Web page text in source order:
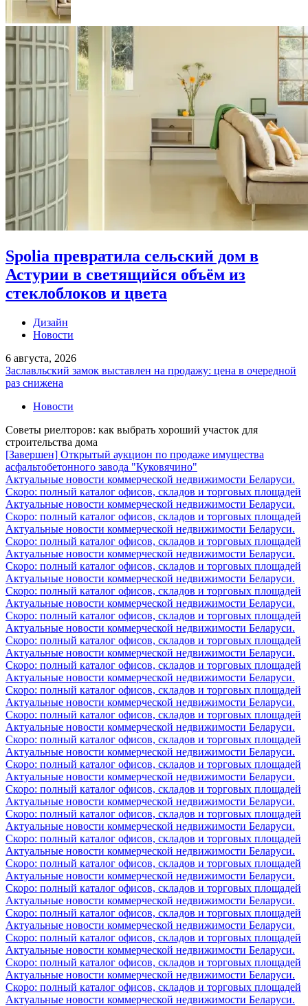
Spolia превратила сельский дом в
Астурии в светящийся объём из
стеклоблоков и цвета
Дизайн
Новости
6 августа, 2026
Заславльский замок выставлен на продажу: цена в очередной
раз снижена
Новости
Советы риелторов: как выбрать хороший участок для
строительства дома
[Завершен] Открытый аукцион по продаже имущества
асфальтобетонного завода "Куковячино"
Актуальные новости коммерческой недвижимости Беларуси.
Скоро: полный каталог офисов, складов и торговых площадей
Актуальные новости коммерческой недвижимости Беларуси.
Скоро: полный каталог офисов, складов и торговых площадей
Актуальные новости коммерческой недвижимости Беларуси.
Скоро: полный каталог офисов, складов и торговых площадей
Актуальные новости коммерческой недвижимости Беларуси.
Скоро: полный каталог офисов, складов и торговых площадей
Актуальные новости коммерческой недвижимости Беларуси.
Скоро: полный каталог офисов, складов и торговых площадей
Актуальные новости коммерческой недвижимости Беларуси.
Скоро: полный каталог офисов, складов и торговых площадей
Актуальные новости коммерческой недвижимости Беларуси.
Скоро: полный каталог офисов, складов и торговых площадей
Актуальные новости коммерческой недвижимости Беларуси.
Скоро: полный каталог офисов, складов и торговых площадей
Актуальные новости коммерческой недвижимости Беларуси.
Скоро: полный каталог офисов, складов и торговых площадей
Актуальные новости коммерческой недвижимости Беларуси.
Скоро: полный каталог офисов, складов и торговых площадей
Актуальные новости коммерческой недвижимости Беларуси.
Скоро: полный каталог офисов, складов и торговых площадей
Актуальные новости коммерческой недвижимости Беларуси.
Скоро: полный каталог офисов, складов и торговых площадей
Актуальные новости коммерческой недвижимости Беларуси.
Скоро: полный каталог офисов, складов и торговых площадей
Актуальные новости коммерческой недвижимости Беларуси.
Скоро: полный каталог офисов, складов и торговых площадей
Актуальные новости коммерческой недвижимости Беларуси.
Скоро: полный каталог офисов, складов и торговых площадей
Актуальные новости коммерческой недвижимости Беларуси.
Скоро: полный каталог офисов, складов и торговых площадей
Актуальные новости коммерческой недвижимости Беларуси.
Скоро: полный каталог офисов, складов и торговых площадей
Актуальные новости коммерческой недвижимости Беларуси.
Скоро: полный каталог офисов, складов и торговых площадей
Актуальные новости коммерческой недвижимости Беларуси.
Скоро: полный каталог офисов, складов и торговых площадей
Актуальные новости коммерческой недвижимости Беларуси.
Скоро: полный каталог офисов, складов и торговых площадей
Актуальные новости коммерческой недвижимости Беларуси.
Скоро: полный каталог офисов, складов и торговых площадей
Актуальные новости коммерческой недвижимости Беларуси.